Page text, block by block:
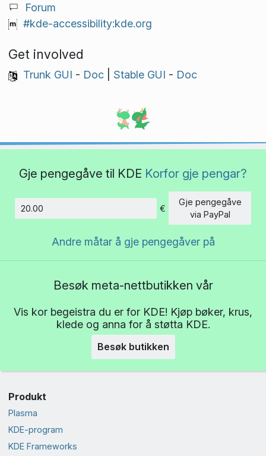
Forum
#kde-accessibility:kde.org
Get involved
Trunk GUI - Doc| Stable GUI - Doc
Gje pengegåve til KDE Korfor gje pengar?
€
Gje pengegåve
via PayPal
Andre måtar å gje pengegåver på
Besøk meta-nettbutikken vår
Vis kor begeistra du er for KDE! Kjøp bøker, krus,
klede og anna for å støtta KDE.
Besøk butikken
Produkt
Plasma
KDE-program
KDE Frameworks